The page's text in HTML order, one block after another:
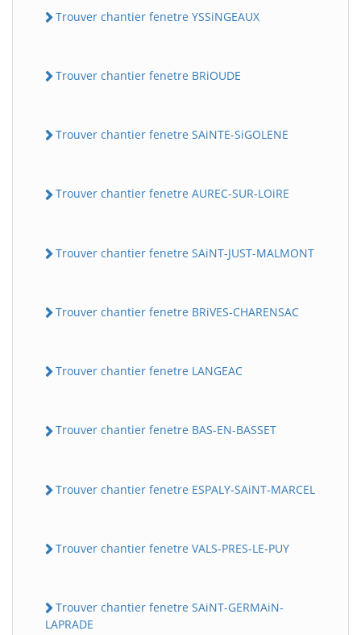
Trouver chantier fenetre YSSiNGEAUX
Trouver chantier fenetre BRiOUDE
Trouver chantier fenetre SAiNTE-SiGOLENE
Trouver chantier fenetre AUREC-SUR-LOiRE
Trouver chantier fenetre SAiNT-JUST-MALMONT
Trouver chantier fenetre BRiVES-CHARENSAC
Trouver chantier fenetre LANGEAC
Trouver chantier fenetre BAS-EN-BASSET
Trouver chantier fenetre ESPALY-SAiNT-MARCEL
Trouver chantier fenetre VALS-PRES-LE-PUY
Trouver chantier fenetre SAiNT-GERMAiN-
LAPRADE